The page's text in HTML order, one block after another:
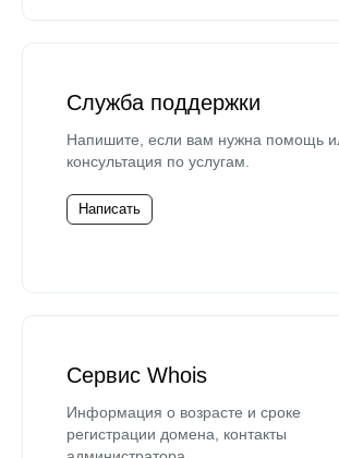
Служба поддержки
Напишите, если вам нужна помощь
консультация по услугам.
Написать
Сервис Whois
Информация о возрасте и сроке
регистрации домена, контакты